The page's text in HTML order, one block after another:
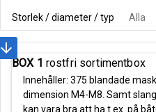
Storlek / diameter / typ Alla
BOX 1 rostfri sortimentbox
Innehåller: 375 blandade
dimension M4-M8. Samt
kan vara bra att ha t.ex. på